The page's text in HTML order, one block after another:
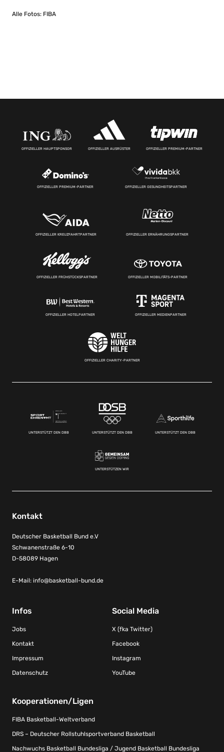
Alle Fotos: FIBA
OFFIZIELLER HAUPTSPONSOR OFFIZIELLER AUSRÜSTER OFFIZIELLER PREMIUM-PARTNER
OFFIZIELLER PREMIUM-PARTNER OFFIZIELLER GESUNDHEITSPARTNER
OFFIZIELLER KREUZFAHRTPARTNER OFFIZIELLER ERNÄHRUNGSPARTNER
OFFIZIELLER FRÜHSTÜCKSPARTNER OFFIZIELLER MOBILITÄTS-PARTNER
OFFIZIELLER HOTELPARTNER OFFIZIELLER MEDIENPARTNER
OFFIZIELLER CHARITY-PARTNER
UNTERSTÜTZT DEN DBB UNTERSTÜTZT DEN DBB UNTERSTÜTZT DEN DBB
UNTERSTÜTZEN WIR
Kontakt
Deutscher Basketball Bund e.V
Schwanenstraße 6-10
D-58089 Hagen
E-Mail: info@basketball-bund.de
Infos
Jobs
Kontakt
Impressum
Datenschutz
Social Media
X (fka Twitter)
Facebook
Instagram
YouTube
Kooperationen/Ligen
FIBA Basketball-Weltverband
DRS – Deutscher Rollstuhlsportverband Basketball
Nachwuchs Basketball Bundesliga / Jugend Basketball Bundesliga